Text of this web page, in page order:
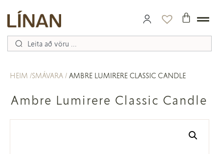
HEIM SMÁVARA AMBRE LUMIRERE CLASSIC CANDLE
Ambre Lumirere Classic Candle